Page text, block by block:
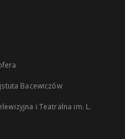
Bacewiczów
i Teatralna im. L.